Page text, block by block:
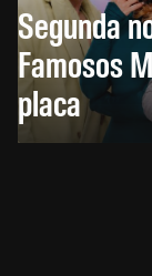
Segunda
Famosos
placa